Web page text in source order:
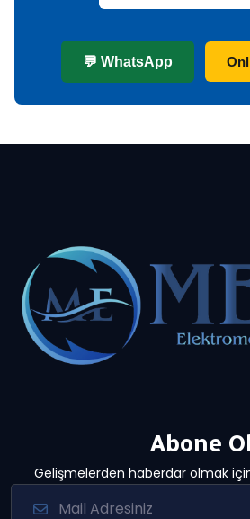
💬 WhatsApp
Abone Ol
Gelişmelerden haberdar olmak